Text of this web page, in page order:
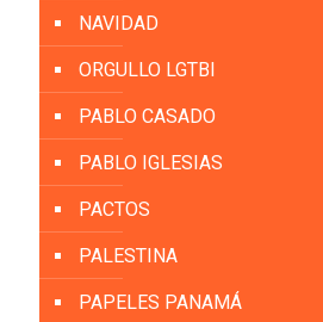
NAVIDAD
ORGULLO LGTBI
PABLO CASADO
PABLO IGLESIAS
PACTOS
PALESTINA
PAPELES PANAMÁ